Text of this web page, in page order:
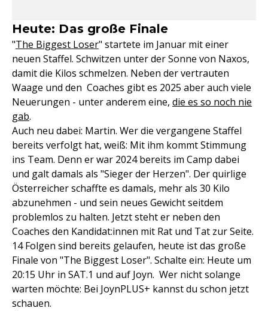
Heute: Das große Finale
"The Biggest Loser" startete im Januar mit einer
neuen Staffel. Schwitzen unter der Sonne von Naxos,
damit die Kilos schmelzen. Neben der vertrauten
Waage und den Coaches gibt es 2025 aber auch viele
Neuerungen - unter anderem eine, die es so noch nie
gab.
Auch neu dabei: Martin. Wer die vergangene Staffel
bereits verfolgt hat, weiß: Mit ihm kommt Stimmung
ins Team. Denn er war 2024 bereits im Camp dabei
und galt damals als "Sieger der Herzen". Der quirlige
Österreicher schaffte es damals, mehr als 30 Kilo
abzunehmen - und sein neues Gewicht seitdem
problemlos zu halten. Jetzt steht er neben den
Coaches den Kandidat:innen mit Rat und Tat zur Seite.
14 Folgen sind bereits gelaufen, heute ist das große
Finale von "The Biggest Loser". Schalte ein: Heute um
20:15 Uhr in SAT.1 und auf Joyn. Wer nicht solange
warten möchte: Bei JoynPLUS+ kannst du schon jetzt
schauen.